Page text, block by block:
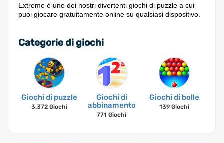
Extreme è uno dei nostri divertenti giochi di puzzle a cui
puoi giocare gratuitamente online su qualsiasi dispositivo.
Categorie di giochi
Giochi di puzzle
3.372 Giochi
Giochi di
abbinamento
771 Giochi
Giochi di bolle
139 Giochi